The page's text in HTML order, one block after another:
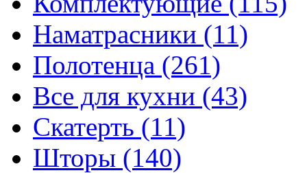
Наматрасники (11)
Полотенца (261)
Все для кухни (43)
Скатерть (11)
Шторы (140)